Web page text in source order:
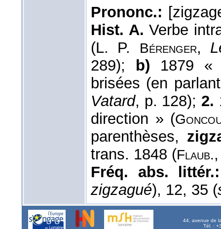
Prononc.:
Hist. A. Verbe
(L. P.
Bérenger,
289); b) 1879 «
brisées (en
Vatard, p. 128); 2.
direction » (
parenthèses,
trans. 1848 (Flaub.
Fréq. abs. littér.:
zigzagué), 12, 35 (
44, avenue de
Tél. :